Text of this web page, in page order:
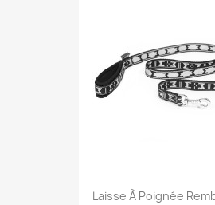
Laisse À Poignée